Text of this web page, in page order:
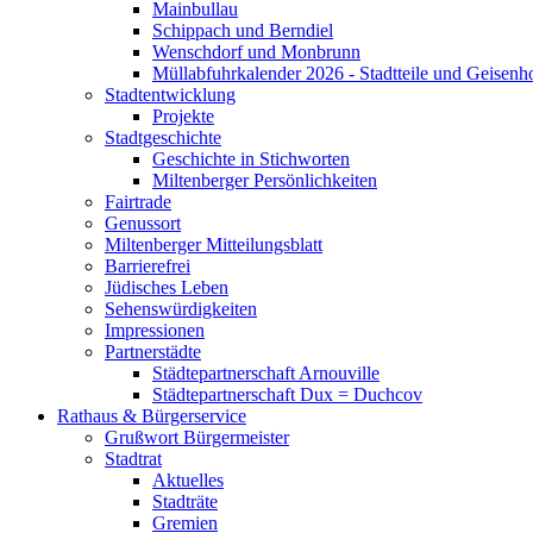
Mainbullau
Schippach und Berndiel
Wenschdorf und Monbrunn
Müllabfuhrkalender 2026 - Stadtteile und
Stadtentwicklung
Projekte
Stadtgeschichte
Geschichte in Stichworten
Miltenberger Persönlichkeiten
Fairtrade
Genussort
Miltenberger Mitteilungsblatt
Barrierefrei
Jüdisches Leben
Sehenswürdigkeiten
Impressionen
Partnerstädte
Städtepartnerschaft Arnouville
Städtepartnerschaft Dux = Duchcov
Rathaus & Bürgerservice
Grußwort Bürgermeister
Stadtrat
Aktuelles
Stadträte
Gremien